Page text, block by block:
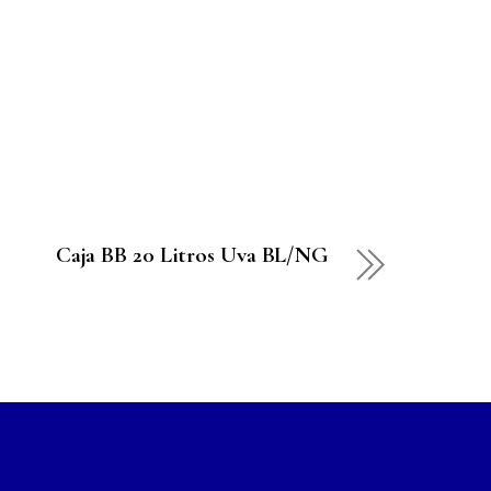
Caja BB 20 Litros Uva BL/NG